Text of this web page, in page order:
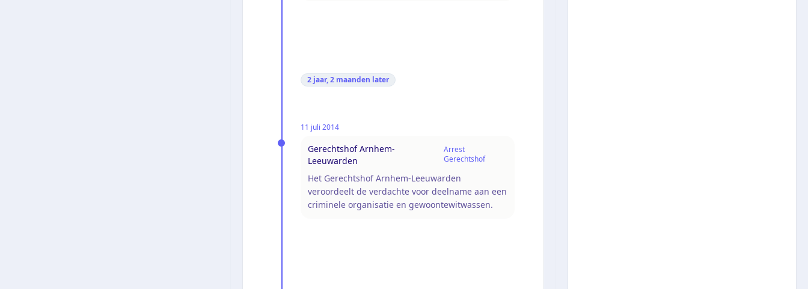
2 jaar, 2 maanden later
11 juli 2014
Gerechtshof Arnhem-
Leeuwarden
Arrest
Gerechtshof
Het Gerechtshof Arnhem-Leeuwarden
veroordeelt de verdachte voor deelname aan een
criminele organisatie en gewoontewitwassen.